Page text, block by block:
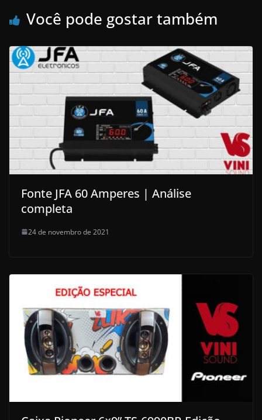
Você pode gostar também
Fonte JFA 60 Amperes | Análise
completa
24 de novembro de 2021